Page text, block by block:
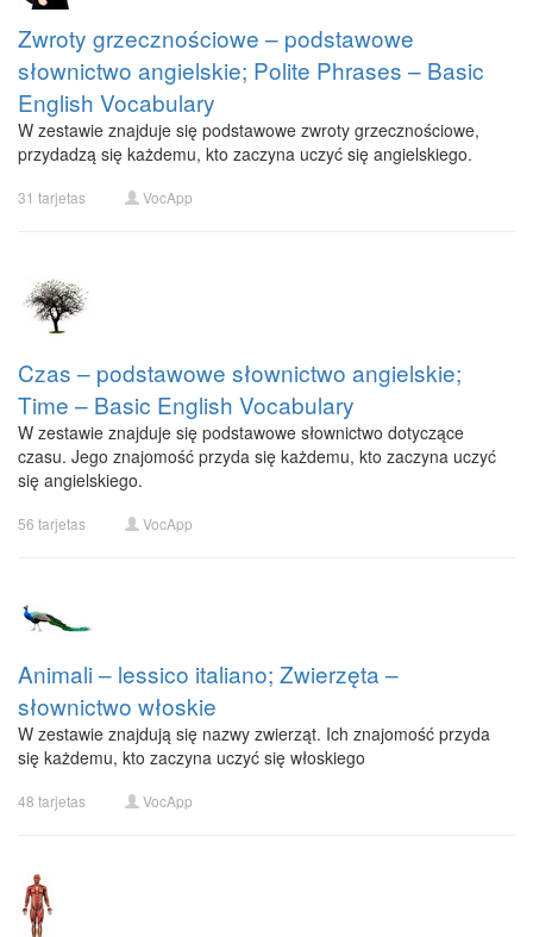
Zwroty grzecznościowe – podstawowe
słownictwo angielskie; Polite Phrases – Basic
English Vocabulary
W zestawie znajduje się podstawowe zwroty grzecznościowe,
przydadzą się każdemu, kto zaczyna uczyć się angielskiego.
31 tarjetas VocApp
Czas – podstawowe słownictwo angielskie;
Time – Basic English Vocabulary
W zestawie znajduje się podstawowe słownictwo dotyczące
czasu. Jego znajomość przyda się każdemu, kto zaczyna uczyć
się angielskiego.
56 tarjetas VocApp
Animali – lessico italiano; Zwierzęta –
słownictwo włoskie
W zestawie znajdują się nazwy zwierząt. Ich znajomość przyda
się każdemu, kto zaczyna uczyć się włoskiego
48 tarjetas VocApp